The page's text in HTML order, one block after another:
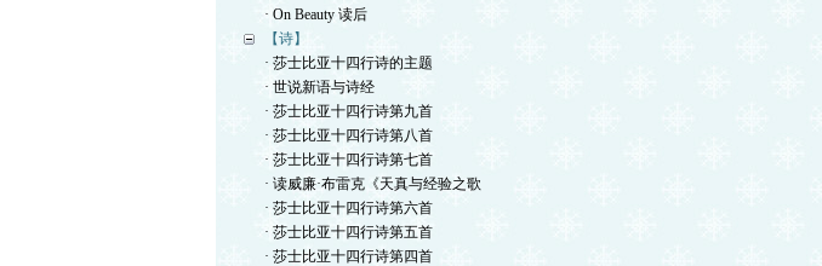
· On Beauty 读后
【诗】
· 莎士比亚十四行诗的主题
· 世说新语与诗经
· 莎士比亚十四行诗第九首
· 莎士比亚十四行诗第八首
· 莎士比亚十四行诗第七首
· 读威廉·布雷克《天真与经验之歌
· 莎士比亚十四行诗第六首
· 莎士比亚十四行诗第五首
· 莎士比亚十四行诗第四首